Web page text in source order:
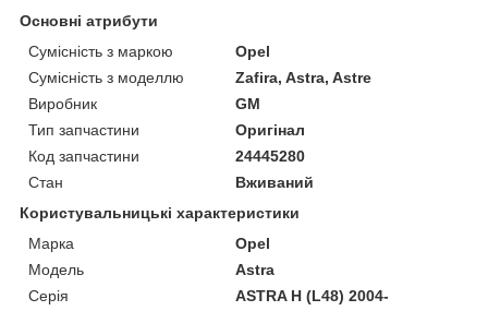
Основні атрибути
Сумісність з маркою
Opel
Сумісність з моделлю
Zafira, Astra, Astre
Виробник
GM
Тип запчастини
Оригінал
Код запчастини
24445280
Стан
Вживаний
Користувальницькі характеристики
Марка
Opel
Модель
Astra
Серія
ASTRA H (L48) 2004-